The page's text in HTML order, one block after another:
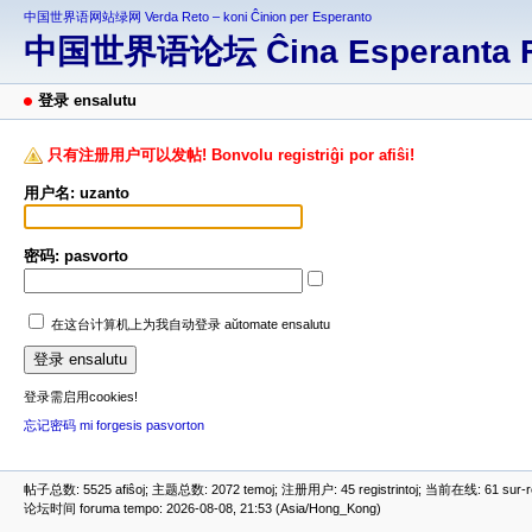
中国世界语网站绿网 Verda Reto – koni Ĉinion per Esperanto
中国世界语论坛 Ĉina Esperanta
登录 ensalutu
只有注册用户可以发帖! Bonvolu registriĝi por afiŝi!
用户名: uzanto
密码: pasvorto
在这台计算机上为我自动登录 aŭtomate ensalutu
登录需启用cookies!
忘记密码 mi forgesis pasvorton
帖子总数: 5525 afiŝoj; 主题总数: 2072 temoj; 注册用户: 45 registrintoj; 当前在线: 61
论坛时间 foruma tempo: 2026-08-08, 21:53 (Asia/Hong_Kong)